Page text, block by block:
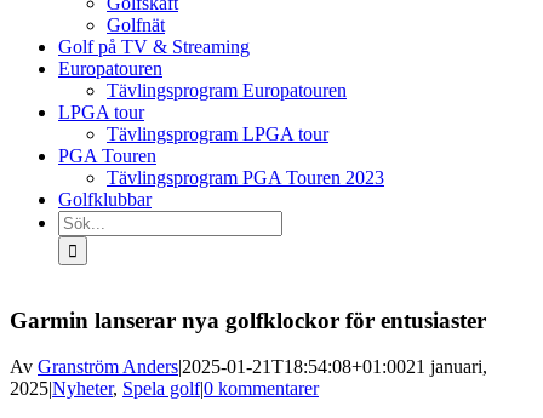
Golfnät
Golf på TV & Streaming
Europatouren
Tävlingsprogram Europatouren
LPGA tour
Tävlingsprogram LPGA tour
PGA Touren
Tävlingsprogram PGA Touren 2023
Golfklubbar
Sök
efter:
Garmin lanserar nya golfklockor för entusiaster
Av Granström Anders|2025-01-21T18:54:08+01:0021 januari,
2025|Nyheter, Spela golf|0 kommentarer